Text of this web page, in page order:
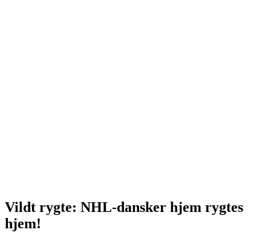
Vildt rygte: NHL-dansker hjem rygtes
hjem!